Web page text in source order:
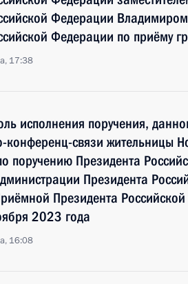
Федерации
Федерации по приёму
17:38
исполнения поручения,
конференц-связи жительницы
поручению Президента
Президента
Президента
2023 года
16:08